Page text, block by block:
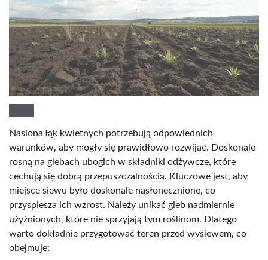
Nasiona łąk kwietnych potrzebują odpowiednich
warunków, aby mogły się prawidłowo rozwijać. Doskonale
rosną na glebach ubogich w składniki odżywcze, które
cechują się dobrą przepuszczalnością. Kluczowe jest, aby
miejsce siewu było doskonale nasłonecznione, co
przyspiesza ich wzrost. Należy unikać gleb nadmiernie
użyźnionych, które nie sprzyjają tym roślinom. Dlatego
warto dokładnie przygotować teren przed wysiewem, co
obejmuje: